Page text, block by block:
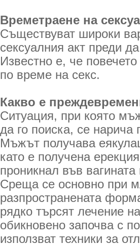
Времетраене на
Съществуват широки
сексуалния акт преди
Известно е, че
по време на секс.
Какво е
Ситуация, при която
да го поиска, се
Мъжът получава
като е получена
проникнал във
Среща се основно при
разпространената
рядко търсят лечение
обикновено започва с
използват техники за